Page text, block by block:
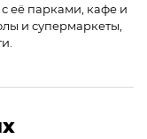
её парками, кафе и
и супермаркеты,